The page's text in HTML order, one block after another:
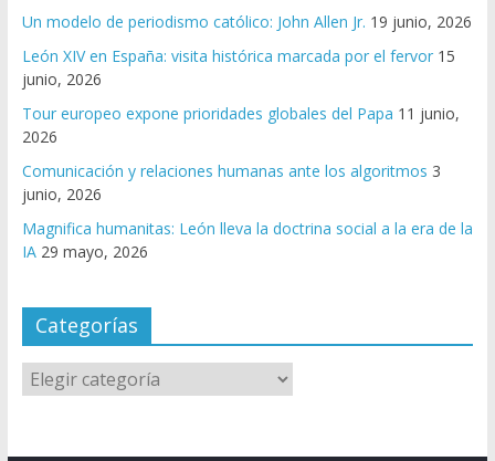
Un modelo de periodismo católico: John Allen Jr. 19 junio, 2026
León XIV en España: visita histórica marcada por el fervor 15
junio, 2026
Tour europeo expone prioridades globales del Papa 11 junio,
2026
Comunicación y relaciones humanas ante los algoritmos 3
junio, 2026
Magnifica humanitas: León lleva la doctrina social a la era de la
IA 29 mayo, 2026
Categorías